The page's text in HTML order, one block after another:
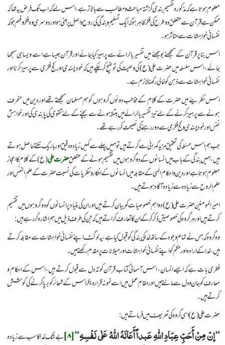
معلوم ہوتا ہے کہ مذکورہ تفسیم بندی گزشتہ مباحث و مطالب سے بالاتر ہے، اس لئے کہ اب تک فرض یہ تھا کہ
ممکن ہے قرآن سے متعلق دو طرح کی فکر ظاہر ہو کہ ایک تسلیم و بندگی کی روح و اصل پر مبنی ہو اور دوسری وہ فکر و فہم جو کہ
نفسانی خواہشات سے متأثر ہو۔
اس بنا پر قرآن کے سمجھنے بوجھنے میں تفسیر بالرائے سے پرہیز کیا جائے اور قرآن جیسا ہے اسے ویسا ہی سمجھا
جائے، اس سلسلہ میں حضرت علی (ع) کی وصیت کی توضیح کرچکے ہیں کہ خود پسندی اور کج فکری سے پرہیز کرنا اور
نفسانی خواہشات سے ذہن کو خالی رکھنا لازم ہے۔
اس نظریئے میں حضرت کے کلام کے مخاطب دونوں گروہوں کو ہم مسلمان سمجھتے تھے اور دین میں منحرف
ہونے سے پرہیز کرنے کے لئے نیز تفسیر بالرائے میں مبتلا ہونے سے بچنے کے لئے تقویٰ کی پابندی کی اور خواہش
نفس اور خود پسندی و کج فکری سے دور رہنے کی نصیحت کر رہے تھے۔
جب ہم اس مسئلہ کی تحقیق مزید گہرائی سے کرتے ہیں تو ہمیں پہلے سے کہیں زیادہ دقیق اور باریک نکتے حاصل ہوتے
ہیں، ہمیں بندگی کے باب میں انسانوں کے دو گروہوں میں تقسیم ہونے کے متعلقحضرت علی(ع) کے کلام کا اعجاز
معلوم ہوتا ہے اور دین و احکام الٰہی کے مقابلہ میں انسانوں کے افکار و نظریات کی نسبت حضرت کے علم النفس اور
علم الروح سے زیادہ سے زیادہ آگاہ ہوتے ہیں۔
امیر المومنین حضرت علی (ع) دو اہم خصوصیات کو بیان کرتے ہیں اور ان کی بنیاد پر انسانوں کو دو گروہوں میں تقسیم
کرتے ہیں اور ہر گروہ کی خصوصیتں ذکر کر کے ان کا تعارف کراتے ہیں کہ جن کی طرف ذیل میں ہم اشارہ کر رہے ہیں:
وہ گروہ کہ جس نے تمام وجود کے ساتھ خدا کی بندگی کو قبول کیا ہے، یہ لوگ اپنے نفسانی خواہشات سے مقابلہ کرتے
ہیں، خدا کے ارادہ اور حکم کو اپنے نفسانی خواہشات اور میلانات پر مقدم رکھتے ہیں۔
فطری بات ہے کہ ایسے انسان، اس آسمانی کتاب قرآن کو تہ دل سے قبول کرتے ہیں، اس کے احکام و
معارف کو جان و دل سے مانتے ہیں اور مقام عمل میں اسے نمونہ قرار دیکر اس کے شعائر کو برپا کرنے کی کوشش
کرتے ہیں۔
حضرت علی (ع) اسی گروہ کی تعریف میں فرماتے ہیں:
”إنّ مِنْ أَحَبِّ عِبَادِ اللّٰهِ عَبداً أَعَانَهُ اللّٰهُ عَلٰی نَفْسِهِ”[۸]
بے شک خدا کا سب سے زیادہ